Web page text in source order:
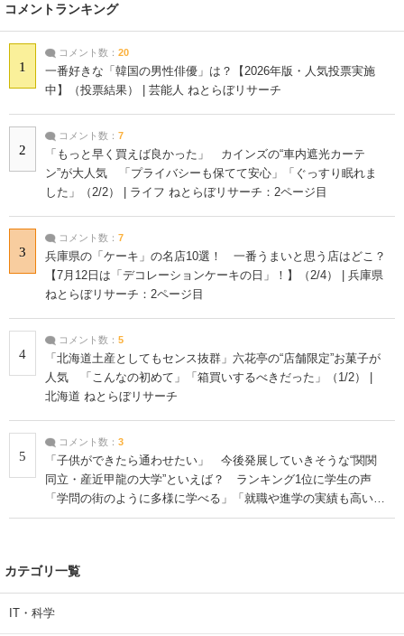
コメントランキング
1
コメント数： 20
一番好きな「韓国の男性俳優」は？【2026年版・人気投票実施
中】（投票結果） | 芸能人 ねとらぼリサーチ
2
コメント数： 7
「もっと早く買えば良かった」 カインズの“車内遮光カーテ
ン”が大人気 「プライバシーも保てて安心」「ぐっすり眠れま
した」（2/2） | ライフ ねとらぼリサーチ：2ページ目
3
コメント数： 7
兵庫県の「ケーキ」の名店10選！ 一番うまいと思う店はどこ？
【7月12日は「デコレーションケーキの日」！】（2/4） | 兵庫県
ねとらぼリサーチ：2ページ目
4
コメント数： 5
「北海道土産としてもセンス抜群」六花亭の“店舗限定”お菓子が
人気 「こんなの初めて」「箱買いするべきだった」（1/2） |
北海道 ねとらぼリサーチ
5
コメント数： 3
「子供ができたら通わせたい」 今後発展していきそうな“関関
同立・産近甲龍の大学”といえば？ ランキング1位に学生の声
「学問の街のように多様に学べる」「就職や進学の実績も高い」
| 大学 ねとらぼリサーチ
カテゴリ一覧
IT・科学